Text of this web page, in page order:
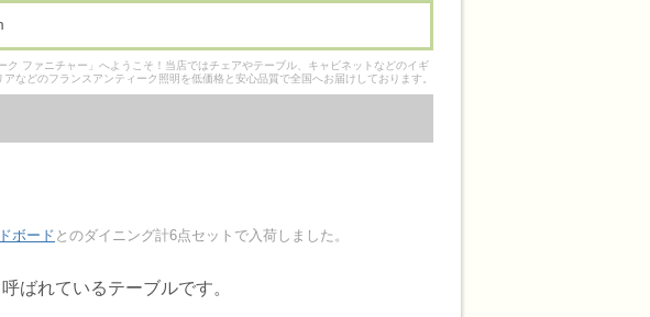
ク ファニチャー」へようこそ！当店ではチェアやテーブル、キャビネットなどのイギ
などのフランスアンティーク照明を低価格と安心品質で全国へお届けしております。
ボード とのダイニング計6点セットで入荷しました。
ばれているテーブルです。